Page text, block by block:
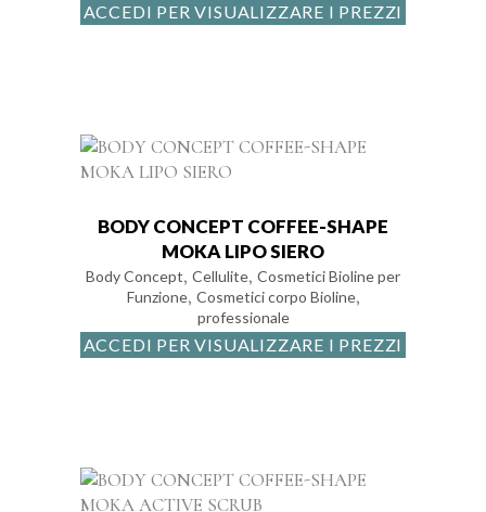
ACCEDI PER VISUALIZZARE I PREZZI
BODY CONCEPT COFFEE-SHAPE
MOKA LIPO SIERO
Body Concept, Cellulite, Cosmetici Bioline per
Funzione, Cosmetici corpo Bioline,
professionale
ACCEDI PER VISUALIZZARE I PREZZI